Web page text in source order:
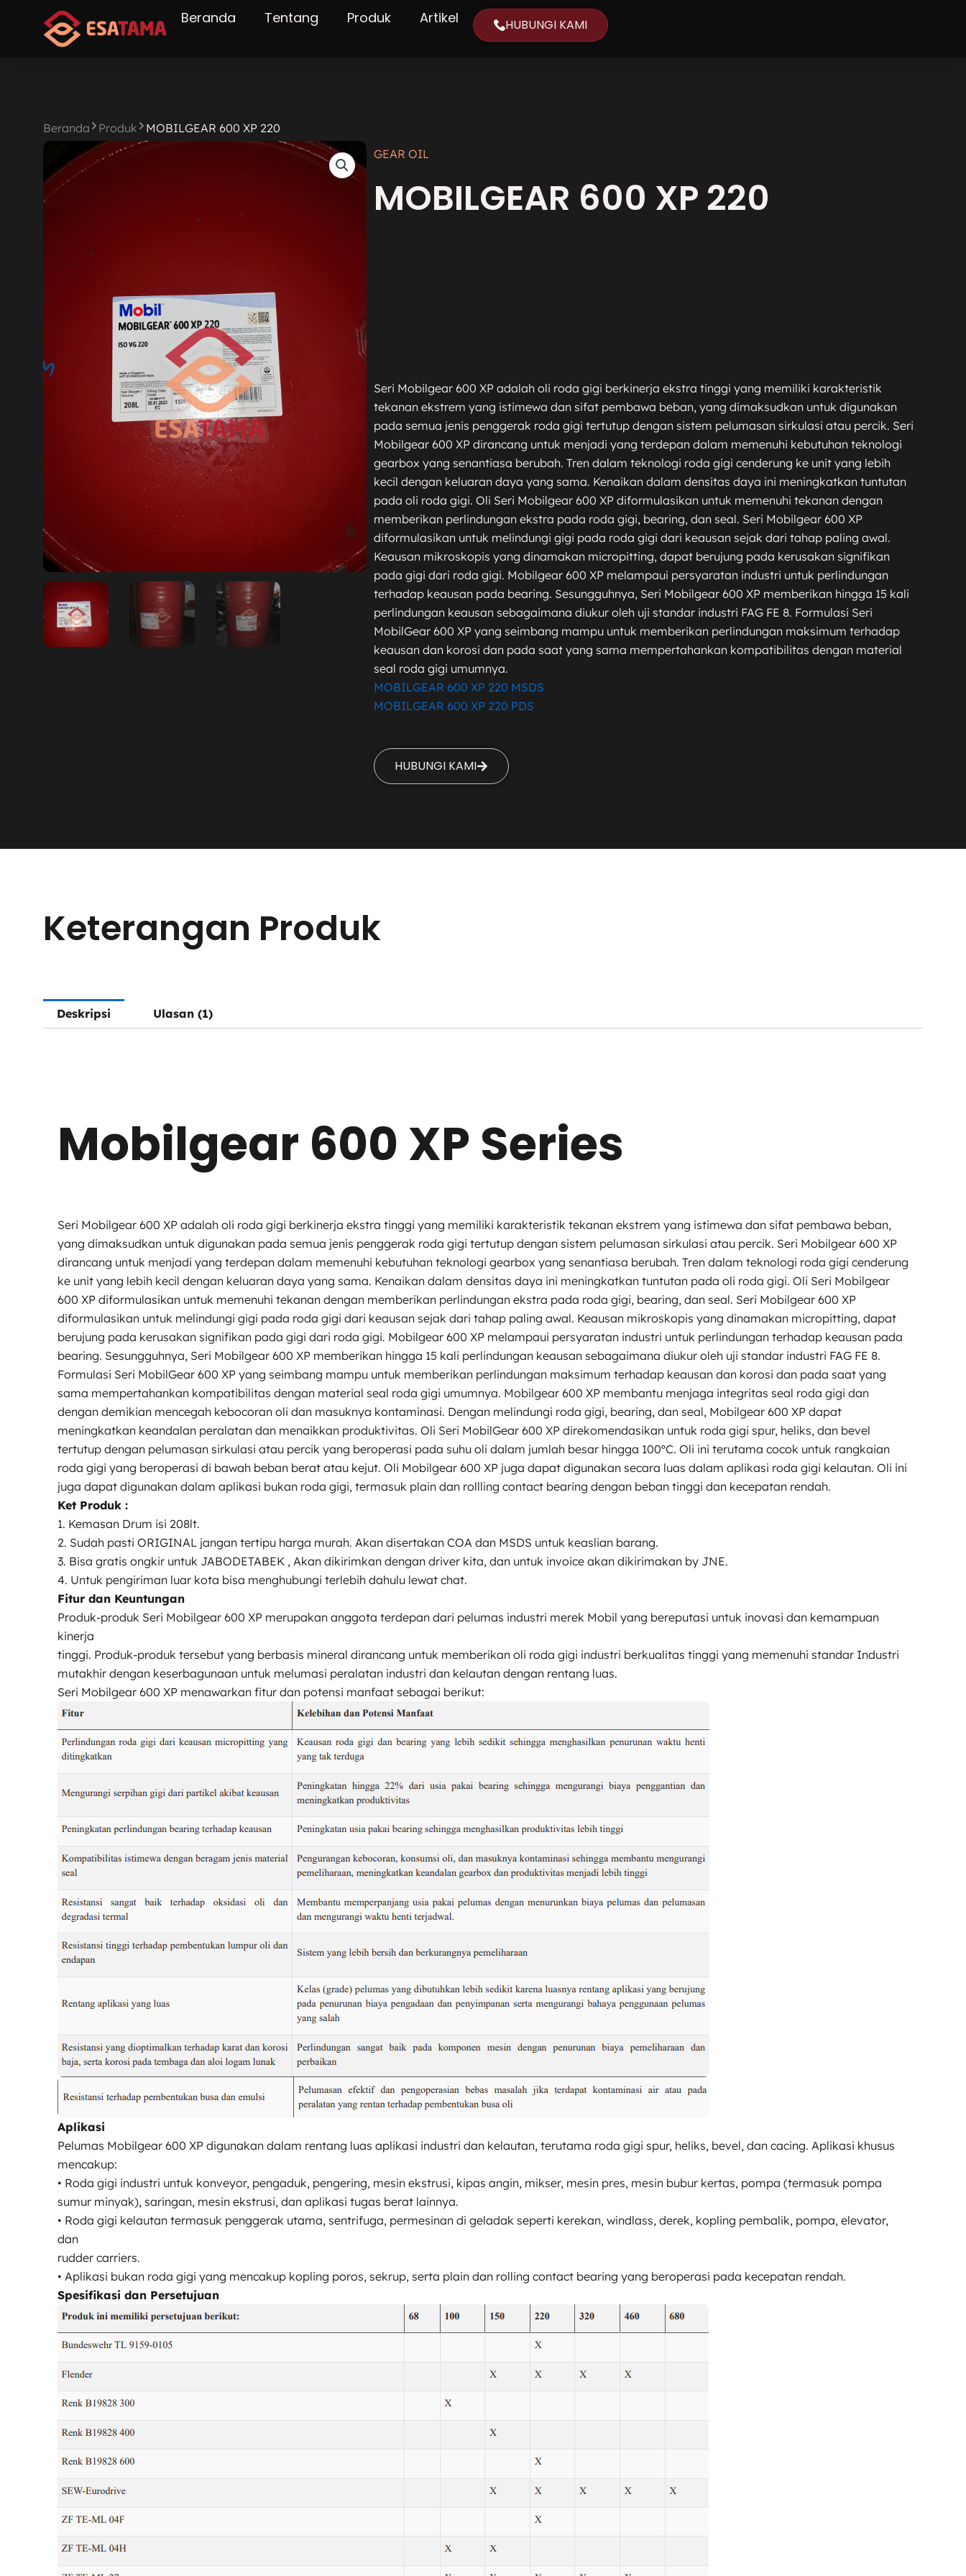
Beranda Tentang Produk Artikel HUBUNGI KAMI
Beranda Produk
MOBILGEAR 600 XP 220
GEAR OIL
MOBILGEAR 600 XP 220
Seri Mobilgear 600 XP adalah oli roda gigi berkinerja ekstra tinggi yang memiliki karakteristik
tekanan ekstrem yang istimewa dan sifat pembawa beban, yang dimaksudkan untuk digunakan
pada semua jenis penggerak roda gigi tertutup dengan sistem pelumasan sirkulasi atau percik. Seri
Mobilgear 600 XP dirancang untuk menjadi yang terdepan dalam memenuhi kebutuhan teknologi
gearbox yang senantiasa berubah. Tren dalam teknologi roda gigi cenderung ke unit yang lebih
kecil dengan keluaran daya yang sama. Kenaikan dalam densitas daya ini meningkatkan tuntutan
pada oli roda gigi. Oli Seri Mobilgear 600 XP diformulasikan untuk memenuhi tekanan dengan
memberikan perlindungan ekstra pada roda gigi, bearing, dan seal. Seri Mobilgear 600 XP
diformulasikan untuk melindungi gigi pada roda gigi dari keausan sejak dari tahap paling awal.
Keausan mikroskopis yang dinamakan micropitting, dapat berujung pada kerusakan signifikan
pada gigi dari roda gigi. Mobilgear 600 XP melampaui persyaratan industri untuk perlindungan
terhadap keausan pada bearing. Sesungguhnya, Seri Mobilgear 600 XP memberikan hingga 15 kali
perlindungan keausan sebagaimana diukur oleh uji standar industri FAG FE 8. Formulasi Seri
MobilGear 600 XP yang seimbang mampu untuk memberikan perlindungan maksimum terhadap
keausan dan korosi dan pada saat yang sama mempertahankan kompatibilitas dengan material
seal roda gigi umumnya.
MOBILGEAR 600 XP 220 MSDS
MOBILGEAR 600 XP 220 PDS
HUBUNGI KAMI
Keterangan Produk
Deskripsi Ulasan (1)
Mobilgear 600 XP Series
Seri Mobilgear 600 XP adalah oli roda gigi berkinerja ekstra tinggi yang memiliki karakteristik tekanan ekstrem yang istimewa dan sifat pembawa beban,
yang dimaksudkan untuk digunakan pada semua jenis penggerak roda gigi tertutup dengan sistem pelumasan sirkulasi atau percik. Seri Mobilgear 600 XP
dirancang untuk menjadi yang terdepan dalam memenuhi kebutuhan teknologi gearbox yang senantiasa berubah. Tren dalam teknologi roda gigi cenderung
ke unit yang lebih kecil dengan keluaran daya yang sama. Kenaikan dalam densitas daya ini meningkatkan tuntutan pada oli roda gigi. Oli Seri Mobilgear
600 XP diformulasikan untuk memenuhi tekanan dengan memberikan perlindungan ekstra pada roda gigi, bearing, dan seal. Seri Mobilgear 600 XP
diformulasikan untuk melindungi gigi pada roda gigi dari keausan sejak dari tahap paling awal. Keausan mikroskopis yang dinamakan micropitting, dapat
berujung pada kerusakan signifikan pada gigi dari roda gigi. Mobilgear 600 XP melampaui persyaratan industri untuk perlindungan terhadap keausan pada
bearing. Sesungguhnya, Seri Mobilgear 600 XP memberikan hingga 15 kali perlindungan keausan sebagaimana diukur oleh uji standar industri FAG FE 8.
Formulasi Seri MobilGear 600 XP yang seimbang mampu untuk memberikan perlindungan maksimum terhadap keausan dan korosi dan pada saat yang
sama mempertahankan kompatibilitas dengan material seal roda gigi umumnya. Mobilgear 600 XP membantu menjaga integritas seal roda gigi dan
dengan demikian mencegah kebocoran oli dan masuknya kontaminasi. Dengan melindungi roda gigi, bearing, dan seal, Mobilgear 600 XP dapat
meningkatkan keandalan peralatan dan menaikkan produktivitas. Oli Seri MobilGear 600 XP direkomendasikan untuk roda gigi spur, heliks, dan bevel
tertutup dengan pelumasan sirkulasi atau percik yang beroperasi pada suhu oli dalam jumlah besar hingga 100ºC. Oli ini terutama cocok untuk rangkaian
roda gigi yang beroperasi di bawah beban berat atau kejut. Oli Mobilgear 600 XP juga dapat digunakan secara luas dalam aplikasi roda gigi kelautan. Oli ini
juga dapat digunakan dalam aplikasi bukan roda gigi, termasuk plain dan rollling contact bearing dengan beban tinggi dan kecepatan rendah.
Ket Produk :
1. Kemasan Drum isi 208lt.
2. Sudah pasti ORIGINAL jangan tertipu harga murah. Akan disertakan COA dan MSDS untuk keaslian barang.
3. Bisa gratis ongkir untuk JABODETABEK , Akan dikirimkan dengan driver kita, dan untuk invoice akan dikirimakan by JNE.
4. Untuk pengiriman luar kota bisa menghubungi terlebih dahulu lewat chat.
Fitur dan Keuntungan
Produk-produk Seri Mobilgear 600 XP merupakan anggota terdepan dari pelumas industri merek Mobil yang bereputasi untuk inovasi dan kemampuan
kinerja
tinggi. Produk-produk tersebut yang berbasis mineral dirancang untuk memberikan oli roda gigi industri berkualitas tinggi yang memenuhi standar Industri
mutakhir dengan keserbagunaan untuk melumasi peralatan industri dan kelautan dengan rentang luas.
Seri Mobilgear 600 XP menawarkan fitur dan potensi manfaat sebagai berikut:
Aplikasi
Pelumas Mobilgear 600 XP digunakan dalam rentang luas aplikasi industri dan kelautan, terutama roda gigi spur, heliks, bevel, dan cacing. Aplikasi khusus
mencakup:
• Roda gigi industri untuk konveyor, pengaduk, pengering, mesin ekstrusi, kipas angin, mikser, mesin pres, mesin bubur kertas, pompa (termasuk pompa
sumur minyak), saringan, mesin ekstrusi, dan aplikasi tugas berat lainnya.
• Roda gigi kelautan termasuk penggerak utama, sentrifuga, permesinan di geladak seperti kerekan, windlass, derek, kopling pembalik, pompa, elevator,
dan
rudder carriers.
• Aplikasi bukan roda gigi yang mencakup kopling poros, sekrup, serta plain dan rolling contact bearing yang beroperasi pada kecepatan rendah.
Spesifikasi dan Persetujuan